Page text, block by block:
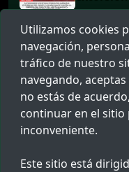
03 AGO.
PNP
presunto
Utilizamos cookies
navegación,
tráfico de nuestro
navegando,
no estás de
continuar en el
inconveniente.
Este sitio está